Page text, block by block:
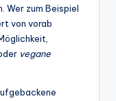
Wer zum Beispiel
von vorab
vegane